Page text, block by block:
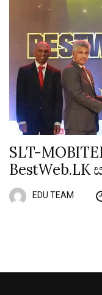
SLT-
EDU TEAM